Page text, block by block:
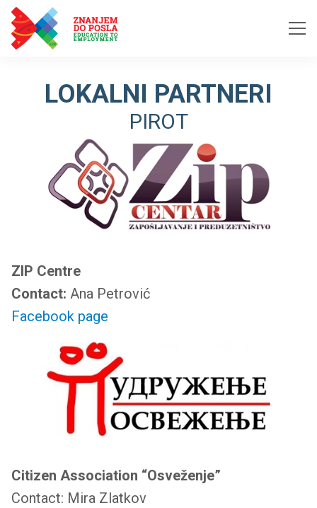
Skip to content
LOKALNI PARTNERI
PIROT
ZIP Centre
Contact: Ana Petrović
Facebook page
Citizen Association “Osveženje”
Contact: Mira Zlatkov